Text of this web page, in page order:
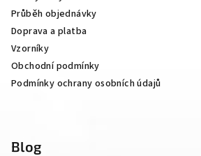
Průběh objednávky
Doprava a platba
Vzorníky
Obchodní podmínky
Podmínky ochrany osobních údajů
Blog